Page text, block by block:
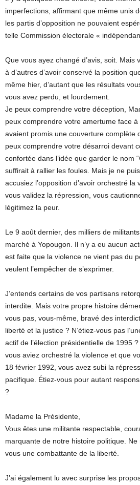
imperfections, affirmant que même unis
les partis d’opposition ne pouvaient
telle Commission électorale «
Que vous ayez changé d’avis, soit. Mais
à d’autres d’avoir conservé la position
même hier, d’autant que les résultats
vous avez perdu, et lourdement.
Je peux comprendre votre déception,
peux comprendre votre amertume face
avaient promis une couverture complète
peux comprendre votre désarroi devant
confortée dans l’idée que garder le nom
suffirait à rallier les foules. Mais je ne
accusiez l’opposition d’avoir orchestré la
vous validez la répression, vous
légitimez la peur.
Le 9 août dernier, des milliers de
marché à Yopougon. Il n’y a eu aucun
est faite que la violence ne vient pas du
veulent l’empêcher de s’exprimer.
J’entends certains de vos partisans
interdite. Mais votre propre histoire
vous pas, vous-même, bravé des
liberté et la justice ? N’étiez-vous pas
actif de l’élection présidentielle de 1995
vous aviez orchestré la violence et que
18 février 1992, vous avez subi la
pacifique. Étiez-vous pour autant
?
Madame la Présidente,
Vous êtes une militante respectable,
marquante de notre histoire politique.
vous une combattante de la liberté.
J’ai également lu avec surprise les